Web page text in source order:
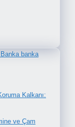
banka
Kalkanı:
ve Çam